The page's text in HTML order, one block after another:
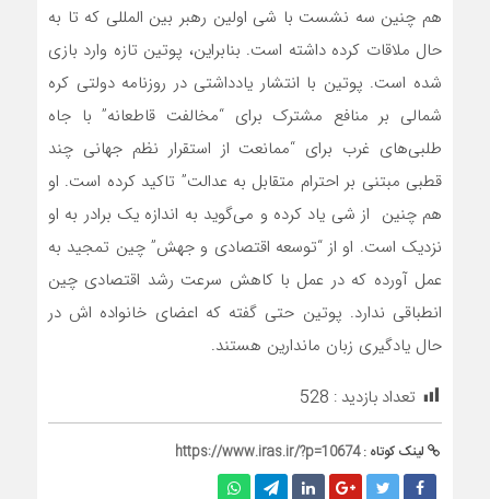
هم چنین سه نشست با شی اولین رهبر بین المللی که تا به
حال ملاقات کرده داشته است. بنابراین، پوتین تازه وارد بازی
شده است. پوتین با انتشار یادداشتی در روزنامه دولتی کره
شمالی بر منافع مشترک برای “مخالفت قاطعانه” با جاه
طلبی‌های غرب برای “ممانعت از استقرار نظم جهانی چند
قطبی مبتنی بر احترام متقابل به عدالت” تاکید کرده است. او
هم چنین از شی یاد کرده و می‌گوید به اندازه یک برادر به او
نزدیک است. او از “توسعه اقتصادی و جهش” چین تمجید به
عمل آورده که در عمل با کاهش سرعت رشد اقتصادی چین
انطباقی ندارد. پوتین حتی گفته که اعضای خانواده اش در
حال یادگیری زبان ماندارین هستند.
تعداد بازدید : 528
لینک کوتاه :https://www.iras.ir/?p=10674